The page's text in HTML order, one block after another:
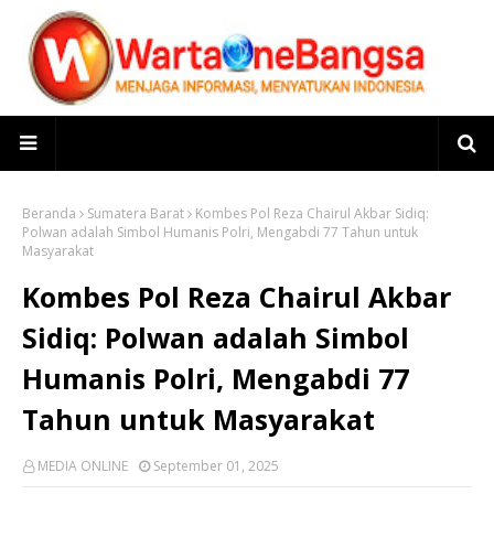
Beranda Sumatera Barat
Kombes Pol Reza Chairul Akbar Sidiq:
Polwan adalah Simbol Humanis Polri, Mengabdi 77 Tahun untuk
Masyarakat
Kombes Pol Reza Chairul Akbar
Sidiq: Polwan adalah Simbol
Humanis Polri, Mengabdi 77
Tahun untuk Masyarakat
MEDIA ONLINE September 01, 2025